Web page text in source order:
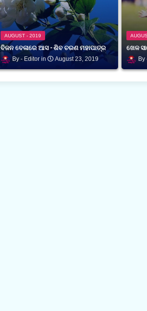
AUGUST - 2019
ବିଜନ ବେଳାରେ ଆସ - ଶିବ ଚରଣ ମହାପାତ୍ର
Editor August 23, 2019
ଖେଳ